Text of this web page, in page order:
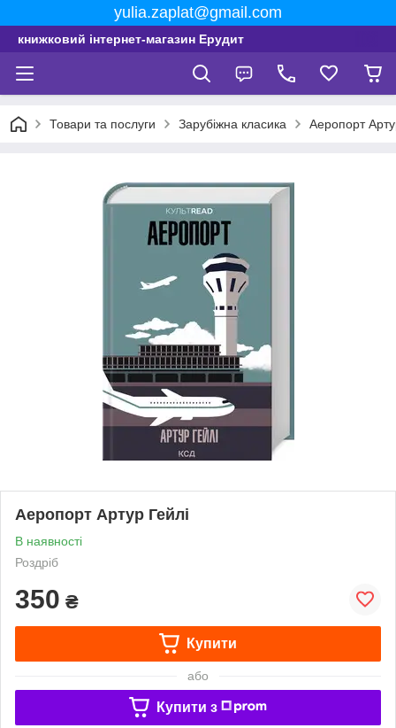
yulia.zaplat@gmail.com
книжковий інтернет-магазин Ерудит
Товари та послуги Зарубіжна класика Аеропорт
Аеропорт Артур Гейлі
В наявності
Роздріб
350 ₴
Купити
або
Купити з